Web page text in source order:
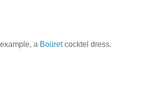
a Boüretcocktel dress.